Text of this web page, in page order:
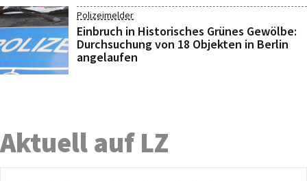
Polizeimelder
Einbruch in Historisches Grünes Gewölbe:
Durchsuchung von 18 Objekten in Berlin
angelaufen
Aktuell auf LZ